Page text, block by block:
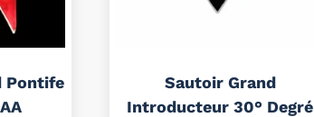
Pontife
Sautoir Grand
Introducteur 30° Degré